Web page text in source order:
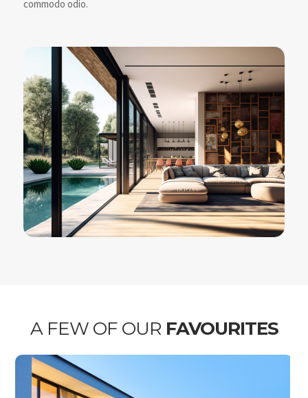
commodo odio.
A FEW OF OUR FAVOURITES